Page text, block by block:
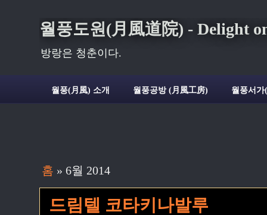
월풍도원(月風道院) - Delight
방랑은 청춘이다.
월풍(月風) 소개 월풍공방 (月風工房) 월풍서
홈 » 6월 2014
드림텔 코타키나발루